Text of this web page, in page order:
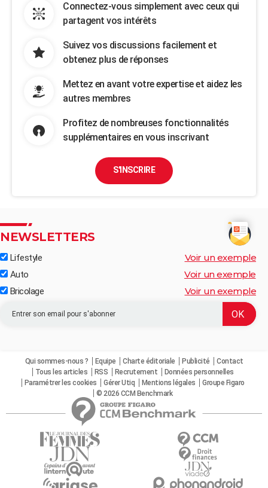
Connectez-vous simplement avec ceux qui
partagent vos intérêts
Suivez vos discussions facilement et
obtenez plus de réponses
Mettez en avant votre expertise et aidez les
autres membres
Profitez de nombreuses fonctionnalités
supplémentaires en vous inscrivant
S'INSCRIRE
NEWSLETTERS
Lifestyle Voir un exemple
Auto Voir un exemple
Bricolage Voir un exemple
Qui sommes-nous ? Equipe Charte éditoriale Publicité
Contact
Tous les articles
RSS Recrutement
Données personnelles
Paramétrer les cookies
Gérer Utiq Mentions légales
Groupe Figaro
© 2026 CCM Benchmark